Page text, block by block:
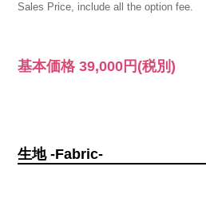
Sales Price, include all the option fee.
基本価格39,000円 (税別)
生地 -Fabric-